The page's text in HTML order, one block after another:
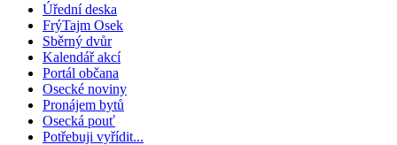
Úřední deska
FrýTajm Osek
Sběrný dvůr
Kalendář akcí
Portál občana
Osecké noviny
Pronájem bytů
Osecká pouť
Potřebuji vyřídit...